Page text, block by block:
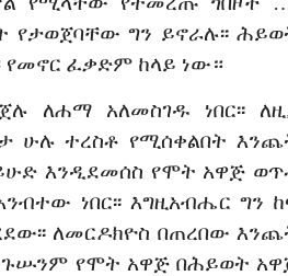
የታወጀባቸው ግን ይኖራሉ፡፡
የመኖር ፈቃድም ከላይ ነው።
ለሐማ አለመስገዱ ነበር፡፡
ሁሉ ተረስቶ የሚሰቀልበት
እንዲደመሰስ የሞት አዋጅ
ነበር፡፡ እግዚአብሔር ግን
ለመርዶክዮስ በጠረበው
የሞት አዋጅ በሕይወት